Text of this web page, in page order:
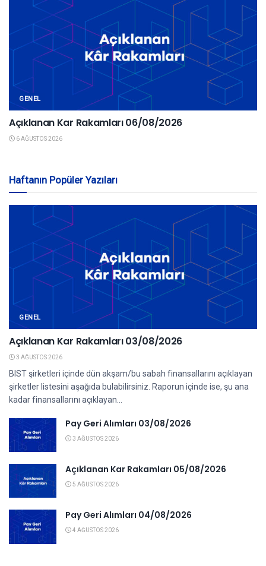
GENEL
Açıklanan Kar Rakamları 06/08/2026
6 AĞUSTOS 2026
Haftanın Popüler Yazıları
GENEL
Açıklanan Kar Rakamları 03/08/2026
3 AĞUSTOS 2026
BIST şirketleri içinde dün akşam/bu sabah finansallarını açıklayan
şirketler listesini aşağıda bulabilirsiniz. Raporun içinde ise, şu ana
kadar finansallarını açıklayan...
Pay Geri Alımları 03/08/2026
3 AĞUSTOS 2026
Açıklanan Kar Rakamları 05/08/2026
5 AĞUSTOS 2026
Pay Geri Alımları 04/08/2026
4 AĞUSTOS 2026